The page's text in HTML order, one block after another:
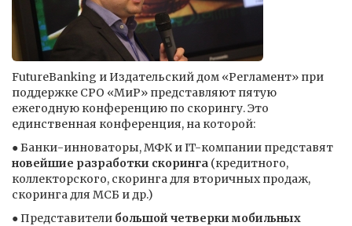
FutureBanking и Издательский дом «Регламент» при
поддержке СРО «МиР» представляют пятую
ежегодную конференцию по скорингу. Это
единственная конференция, на которой:
● Банки-инноваторы, МФК и IT-компании представят
новейшие разработки скоринга (кредитного,
коллекторского, скоринга для вторичных продаж,
скоринга для МСБ и др.)
● Представители большой четверки мобильных